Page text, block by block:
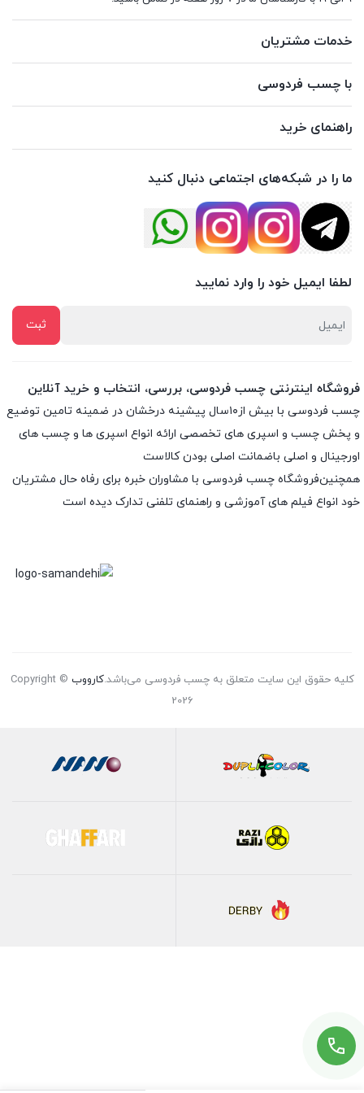
خدمات مشتریان
با چسب فردوسی
راهنمای خرید
ما را در شبکه‌های اجتماعی دنبال کنید
لطفا ایمیل خود را وارد نمایید
فروشگاه اینترنتی چسب فردوسی، بررسی، انتخاب و خرید آنلاین
چسب فردوسی با بیش از۱۰سال پیشینه درخشان در ضمینه تامین توضیع
و پخش چسب و اسپری های تخصصی ارائه انواع اسپری ها و چسب های
اورجینال و اصلی باضمانت اصلی بودن کالاست
همچنین‌فروشگاه چسب فردوسی با مشاوران خبره برای رفاه حال مشتریان
خود انواع فیلم های آموزشی و راهنمای تلفنی تدارک دیده است
کلیه حقوق این سایت متعلق به چسب فردوسی می‌باشد.کارووب Copyright ©
2026